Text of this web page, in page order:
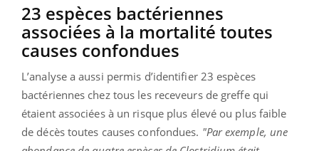
23 espèces bactériennes
associées à la mortalité toutes
causes confondues
L’analyse a aussi permis d’identifier 23 espèces
bactériennes chez tous les receveurs de greffe qui
étaient associées à un risque plus élevé ou plus faible
de décès toutes causes confondues. "Par exemple, une